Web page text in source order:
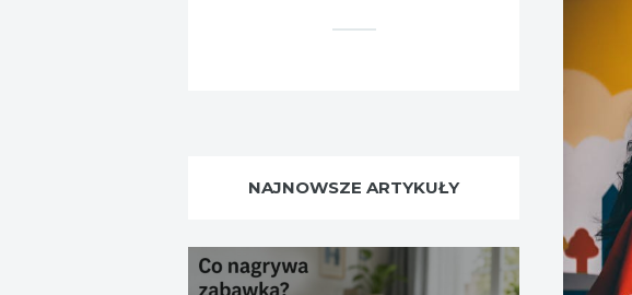
NAJNOWSZE ARTYKUŁY